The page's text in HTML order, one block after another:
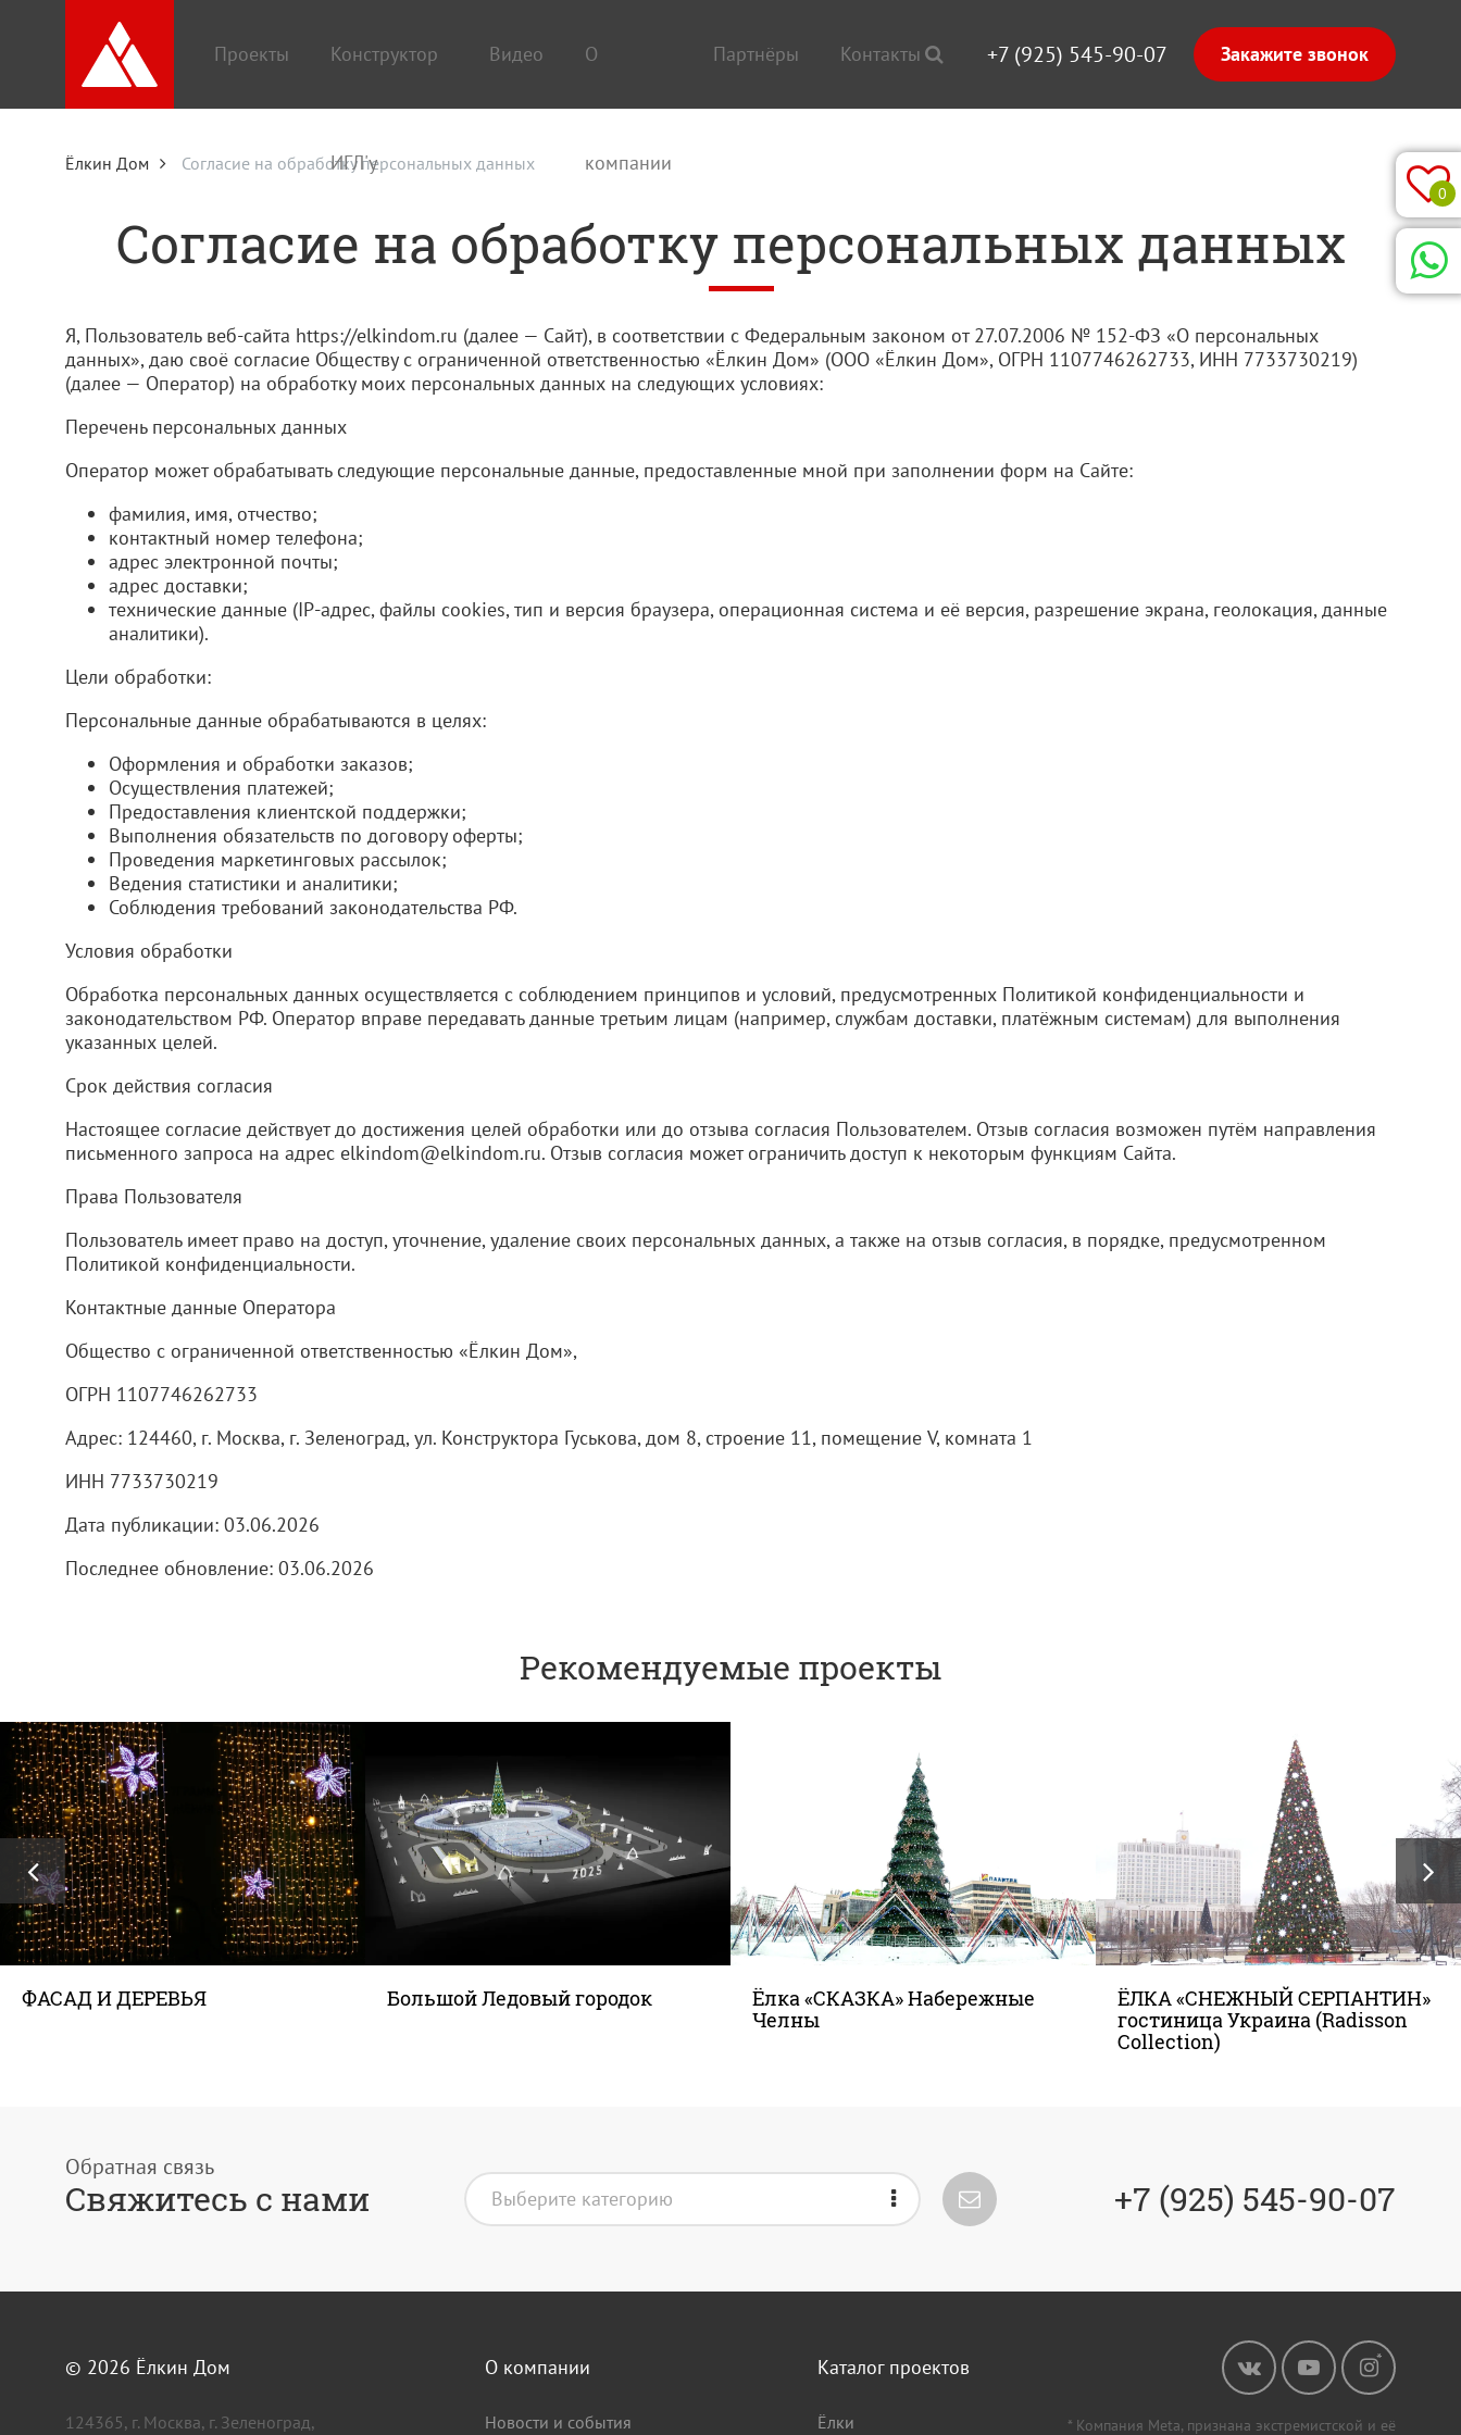
0
+7 (925) 545-90-07
Проекты Конструктор
ИГЛ'у
Видео О
компании
Партнёры Контакты
Ёлкин Дом Согласие на обработку персональных данных
Согласие на обработку персональных данных
Я, Пользователь веб-сайта https://elkindom.ru (далее — Сайт), в соответствии с Федеральным законом от 27.07.2006 № 152-ФЗ «О персональных
данных», даю своё согласие Обществу с ограниченной ответственностью «Ёлкин Дом» (ООО «Ёлкин Дом», ОГРН 1107746262733, ИНН 7733730219)
(далее — Оператор) на обработку моих персональных данных на следующих условиях:
Перечень персональных данных
Оператор может обрабатывать следующие персональные данные, предоставленные мной при заполнении форм на Сайте:
фамилия, имя, отчество;
контактный номер телефона;
адрес электронной почты;
адрес доставки;
технические данные (IP-адрес, файлы cookies, тип и версия браузера, операционная система и её версия, разрешение экрана, геолокация, данные
аналитики).
Цели обработки:
Персональные данные обрабатываются в целях:
Оформления и обработки заказов;
Осуществления платежей;
Предоставления клиентской поддержки;
Выполнения обязательств по договору оферты;
Проведения маркетинговых рассылок;
Ведения статистики и аналитики;
Соблюдения требований законодательства РФ.
Условия обработки
Обработка персональных данных осуществляется с соблюдением принципов и условий, предусмотренных Политикой конфиденциальности и
законодательством РФ. Оператор вправе передавать данные третьим лицам (например, службам доставки, платёжным системам) для выполнения
указанных целей.
Срок действия согласия
Настоящее согласие действует до достижения целей обработки или до отзыва согласия Пользователем. Отзыв согласия возможен путём направления
письменного запроса на адрес elkindom@elkindom.ru. Отзыв согласия может ограничить доступ к некоторым функциям Сайта.
Права Пользователя
Пользователь имеет право на доступ, уточнение, удаление своих персональных данных, а также на отзыв согласия, в порядке, предусмотренном
Политикой конфиденциальности.
Контактные данные Оператора
Общество с ограниченной ответственностью «Ёлкин Дом»,
ОГРН 1107746262733
Адрес: 124460, г. Москва, г. Зеленоград, ул. Конструктора Гуськова, дом 8, строение 11, помещение V, комната 1
ИНН 7733730219
Дата публикации: 03.06.2026
Последнее обновление: 03.06.2026
Рекомендуемые проекты
ФACAД И ДЕРЕВЬЯ Большой Ледовый городок
Ёлка «СКАЗКА» Набережные
Челны
ЁЛКА «СНЕЖНЫЙ СЕРПАНТИН»
гостиница Украина (Radisson
Collection)
Свяжитесь с нами Выберите категорию +7 (925) 545-90-07
© 2026 Ёлкин Дом
124365, г. Москва, г. Зеленоград,
О компании
Новости и события
Каталог проектов
Ёлки
* Компания Meta, признана экстремистской и её